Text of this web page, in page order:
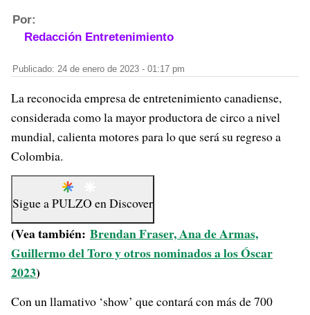
Por:
Redacción Entretenimiento
Publicado: 24 de enero de 2023 - 01:17 pm
La reconocida empresa de entretenimiento canadiense,
considerada como la mayor productora de circo a nivel
mundial, calienta motores para lo que será su regreso a
Colombia.
Sigue aPULZO enDiscover
(Vea también: Brendan Fraser, Ana de Armas,
Guillermo del Toro y otros nominados a los Óscar
2023)
Con un llamativo ‘show’ que contará con más de 700